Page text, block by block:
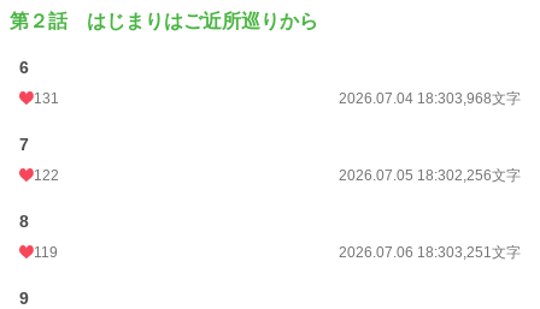
第２話 はじまりはご近所巡りから
6
131 2026.07.04 18:303,968文字
7
122 2026.07.05 18:302,256文字
8
119 2026.07.06 18:303,251文字
9